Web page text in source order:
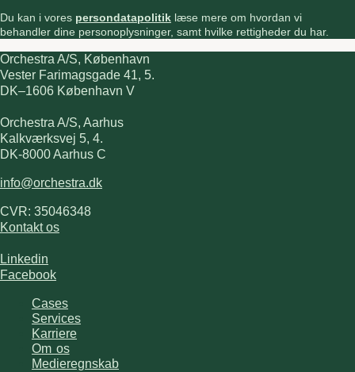
Du kan i vores persondatapolitik læse mere om hvordan vi
behandler dine personoplysninger, samt hvilke rettigheder du har.
Orchestra A/S, København
Vester Farimagsgade 41, 5.
DK–1606 København V
Orchestra A/S, Aarhus
Kalkværksvej 5, 4.
DK-8000 Aarhus C
info@orchestra.dk
CVR: 35046348
Kontakt os
Linkedin
Facebook
Cases
Services
Karriere
Om os
Medieregnskab